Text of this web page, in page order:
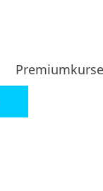
Premiumkurse